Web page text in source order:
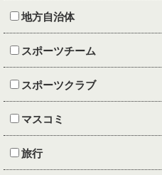
地方自治体
スポーツチーム
スポーツクラブ
マスコミ
旅行